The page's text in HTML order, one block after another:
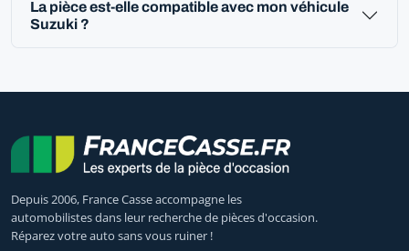
La pièce est-elle compatible avec mon véhicule
Suzuki ?
Depuis 2006, France Casse accompagne les
automobilistes dans leur recherche de pièces d'occasion.
Réparez votre auto sans vous ruiner !